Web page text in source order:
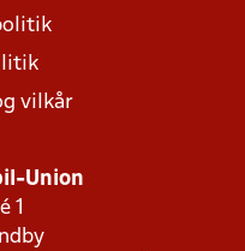
vilkår
Union
1